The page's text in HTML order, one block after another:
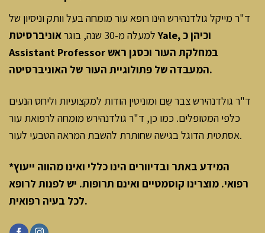
ד"ר מייקל גולדנהירש הינו רופא עור מומחה בעל וותק וניסיון של
למעלה מ-30 שנה, בוגר
אוניברסיטת Yale, וכיהן כ
Assistant Professor במחלקת העור וכסגן ראש
המעבדה של פתולוגיית העור של האוניברסיטה.
ד"ר גולדנהירש צבר שֵם ומוניטין הודות למקצועיות וליחס הנעים
כלפי המטופלים. כמו כן, ד"ר גולדנהירש מומחה לרפואת עור
אסתטית הדוגל בגישה שחותרת להשבת המראה הטבעי לעור.
*המידע באתר ובדיוורים הינו כללי ואינו מהווה ייעוץ
רפואי. מוצרינו קוסמטיים ואינם תרופות. יש לפנות לרופא
לכל בעיה רפואית.